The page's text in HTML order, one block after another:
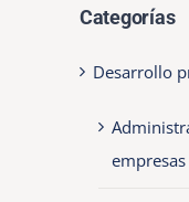
Categorías
Desarrollo
empresas